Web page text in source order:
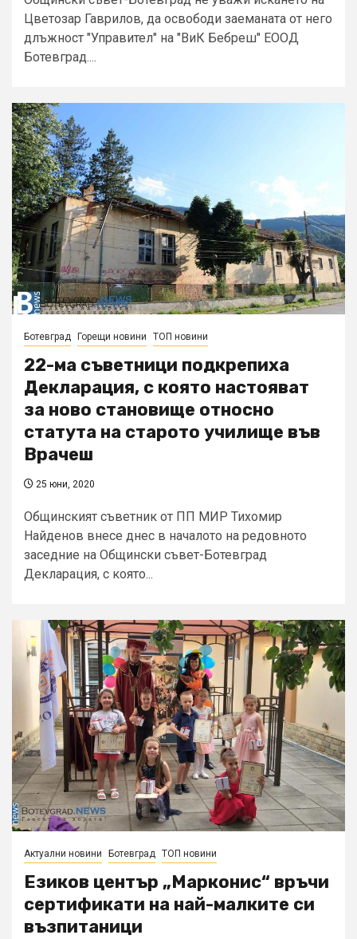
Цветозар Гаврилов, да освободи заеманата от него
длъжност "Управител" на "ВиК Бебреш" ЕООД
Ботевград....
Ботевград Горещи новини ТОП новини
22-ма съветници подкрепиха
Декларация, с която настояват
за ново становище относно
статута на старото училище във
Врачеш
25 юни, 2020
Общинският съветник от ПП МИР Тихомир
Найденов внесе днес в началото на редовното
заседние на Общински съвет-Ботевград
Декларация, с която...
Актуални новини Ботевград ТОП новини
Езиков център „Марконис“ връчи
сертификати на най-малките си
възпитаници